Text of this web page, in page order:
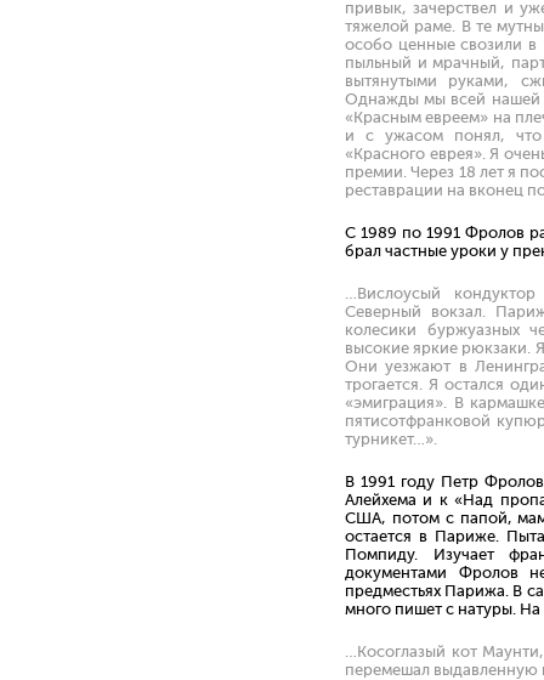
привык, зачерствел и
тяжелой раме. В те
особо ценные свозили
пыльный и мрачный,
вытянутыми руками,
Однажды мы всей нашей
«Красным евреем» на
и с ужасом понял, что
«Красного еврея». Я
премии. Через 18 лет я
реставрации на вконец
С 1989 по 1991 Фролов
брал частные уроки у
…Вислоусый
Северный вокзал.
колесики буржуазных
высокие яркие рюкзаки.
Они уезжают в
трогается. Я остался
«эмиграция». В
пятисотфранковой
турникет…».
В 1991 году Петр
Алейхема и к «Над
США, потом с папой,
остается в Париже.
Помпиду. Изучает
документами Фролов
предместьях Парижа. В
много пишет с натуры.
…Косоглазый кот
перемешал выдавленную